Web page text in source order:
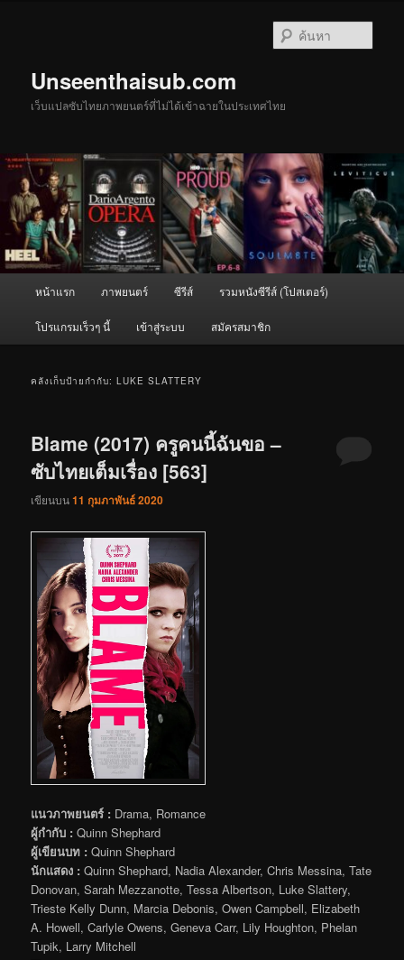
Unseenthaisub.com
เว็บแปลซับไทยภาพยนตร์ที่ไม่ได้เข้าฉายในประเทศไทย
หน้าแรก ภาพยนตร์ ซีรีส์ รวมหนังซีรีส์ (โปสเตอร์)
โปรแกรมเร็วๆ นี้ เข้าสู่ระบบ สมัครสมาชิก
คลังเก็บป้ายกำกับ:LUKE SLATTERY
Blame (2017) ครูคนนี้ฉันขอ –
ซับไทยเต็มเรื่อง [563]
เขียนบน11 กุมภาพันธ์ 2020
แนวภาพยนตร์ : Drama, Romance
ผู้กำกับ : Quinn Shephard
ผู้เขียนบท : Quinn Shephard
นักแสดง : Quinn Shephard, Nadia Alexander, Chris Messina, Tate
Donovan, Sarah Mezzanotte, Tessa Albertson, Luke Slattery,
Trieste Kelly Dunn, Marcia Debonis, Owen Campbell, Elizabeth
A. Howell, Carlyle Owens, Geneva Carr, Lily Houghton, Phelan
Tupik, Larry Mitchell